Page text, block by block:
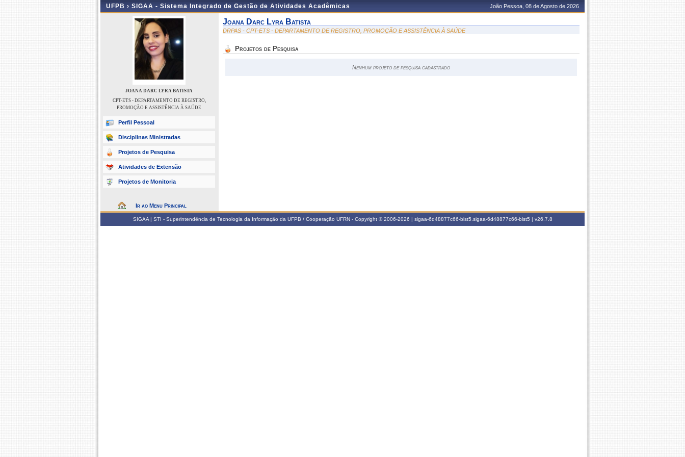
UFPB › SIGAA - Sistema Integrado de Gestão de Atividades Acadêmicas João Pessoa, 08 de Agosto de 2026
JOANA DARC LYRA BATISTA
CPT-ETS - DEPARTAMENTO DE REGISTRO,
PROMOÇÃO E ASSISTÊNCIA À SAÚDE
Perfil Pessoal
Disciplinas Ministradas
Projetos de Pesquisa
Atividades de Extensão
Projetos de Monitoria
Ir ao Menu Principal
Joana Darc Lyra Batista
DRPAS - CPT-ETS - DEPARTAMENTO DE REGISTRO, PROMOÇÃO E ASSISTÊNCIA À SAÚDE
Projetos de Pesquisa
Nenhum projeto de pesquisa cadastrado
SIGAA | STI - Superintendência de Tecnologia da Informação da UFPB / Cooperação UFRN - Copyright © 2006-2026 | sigaa-6d48877c66-blst5.sigaa-6d48877c66-blst5 | v26.7.8